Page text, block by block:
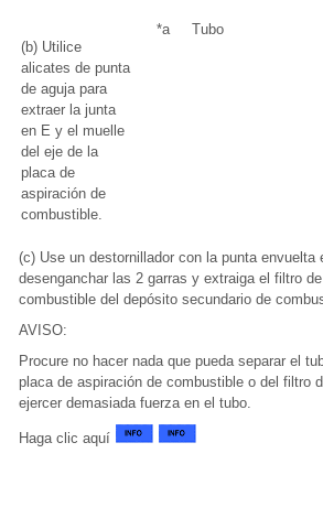
(b) Utilice
alicates de punta
de aguja para
extraer la junta
en E y el muelle
del eje de la
placa de
aspiración de
combustible.
*a Tubo
(c) Use un destornillador con la punta envuelta
desenganchar las 2 garras y extraiga el filtro
combustible del depósito secundario de
AVISO:
Procure no hacer nada que pueda separar el
placa de aspiración de combustible o del filtro
ejercer demasiada fuerza en el tubo.
Haga clic aquí